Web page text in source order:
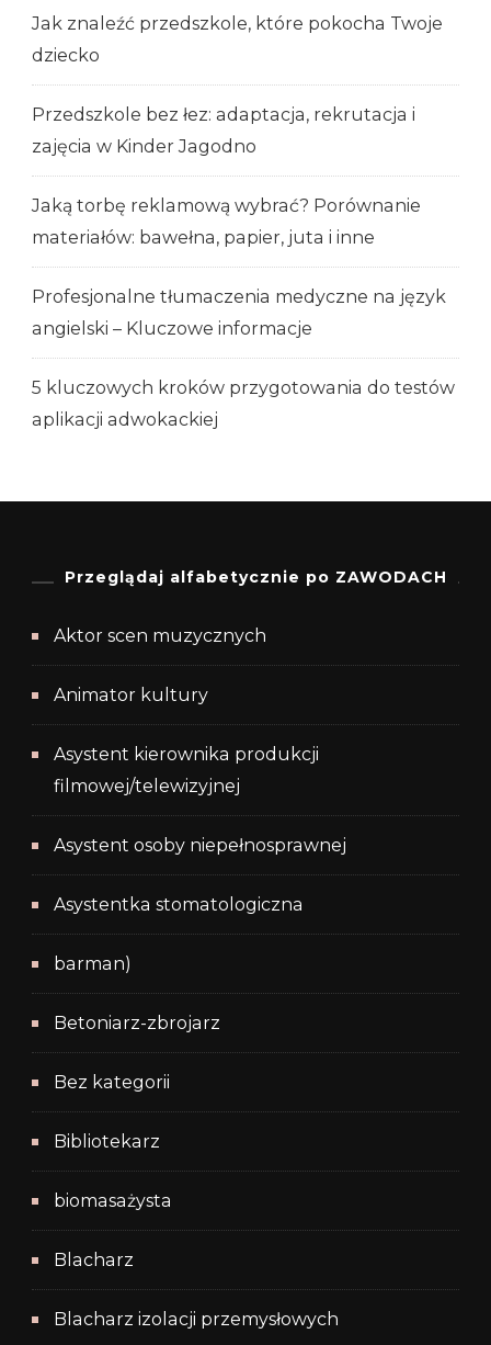
Jak znaleźć przedszkole, które pokocha Twoje
dziecko
Przedszkole bez łez: adaptacja, rekrutacja i
zajęcia w Kinder Jagodno
Jaką torbę reklamową wybrać? Porównanie
materiałów: bawełna, papier, juta i inne
Profesjonalne tłumaczenia medyczne na język
angielski – Kluczowe informacje
5 kluczowych kroków przygotowania do testów
aplikacji adwokackiej
Przeglądaj alfabetycznie po ZAWODACH
Aktor scen muzycznych
Animator kultury
Asystent kierownika produkcji
filmowej/telewizyjnej
Asystent osoby niepełnosprawnej
Asystentka stomatologiczna
barman)
Betoniarz-zbrojarz
Bez kategorii
Bibliotekarz
biomasażysta
Blacharz
Blacharz izolacji przemysłowych